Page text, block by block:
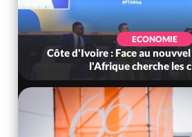
ECONOMIE
Côte d'Ivoire : Face au
l'Afrique cherche les